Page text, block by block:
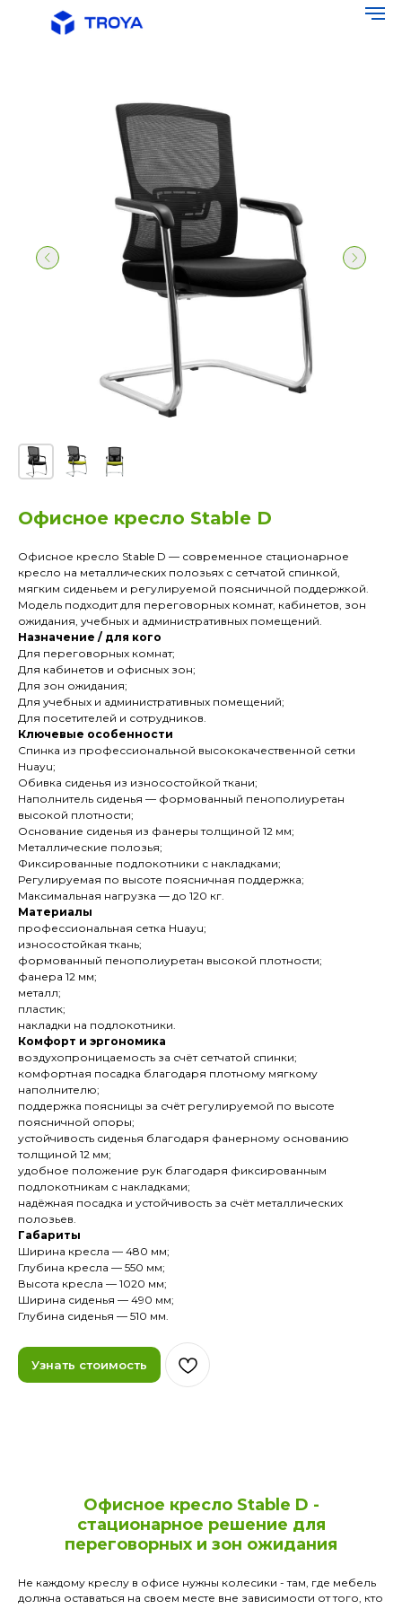
Главная / Офисная мебель
Офисное кресло Stable D
Офисное кресло Stable D — современное стационарное
кресло на металлических полозьях с сетчатой спинкой,
мягким сиденьем и регулируемой поясничной поддержкой.
Модель подходит для переговорных комнат, кабинетов, зон
ожидания, учебных и административных помещений.
Назначение / для кого
Для переговорных комнат;
Для кабинетов и офисных зон;
Для зон ожидания;
Для учебных и административных помещений;
Для посетителей и сотрудников.
Ключевые особенности
Спинка из профессиональной высококачественной сетки
Huayu;
Обивка сиденья из износостойкой ткани;
Наполнитель сиденья — формованный пенополиуретан
высокой плотности;
Основание сиденья из фанеры толщиной 12 мм;
Металлические полозья;
Фиксированные подлокотники с накладками;
Регулируемая по высоте поясничная поддержка;
Максимальная нагрузка — до 120 кг.
Материалы
профессиональная сетка Huayu;
износостойкая ткань;
формованный пенополиуретан высокой плотности;
фанера 12 мм;
металл;
пластик;
накладки на подлокотники.
Комфорт и эргономика
воздухопроницаемость за счёт сетчатой спинки;
комфортная посадка благодаря плотному мягкому
наполнителю;
поддержка поясницы за счёт регулируемой по высоте
поясничной опоры;
устойчивость сиденья благодаря фанерному основанию
толщиной 12 мм;
удобное положение рук благодаря фиксированным
подлокотникам с накладками;
надёжная посадка и устойчивость за счёт металлических
полозьев.
Габариты
Ширина кресла — 480 мм;
Глубина кресла — 550 мм;
Высота кресла — 1020 мм;
Ширина сиденья — 490 мм;
Глубина сиденья — 510 мм.
Узнать стоимость
Офисное кресло Stable D -
стационарное решение для
переговорных и зон ожидания
Не каждому креслу в офисе нужны колесики - там, где мебель
должна оставаться на своем месте вне зависимости от того, кто